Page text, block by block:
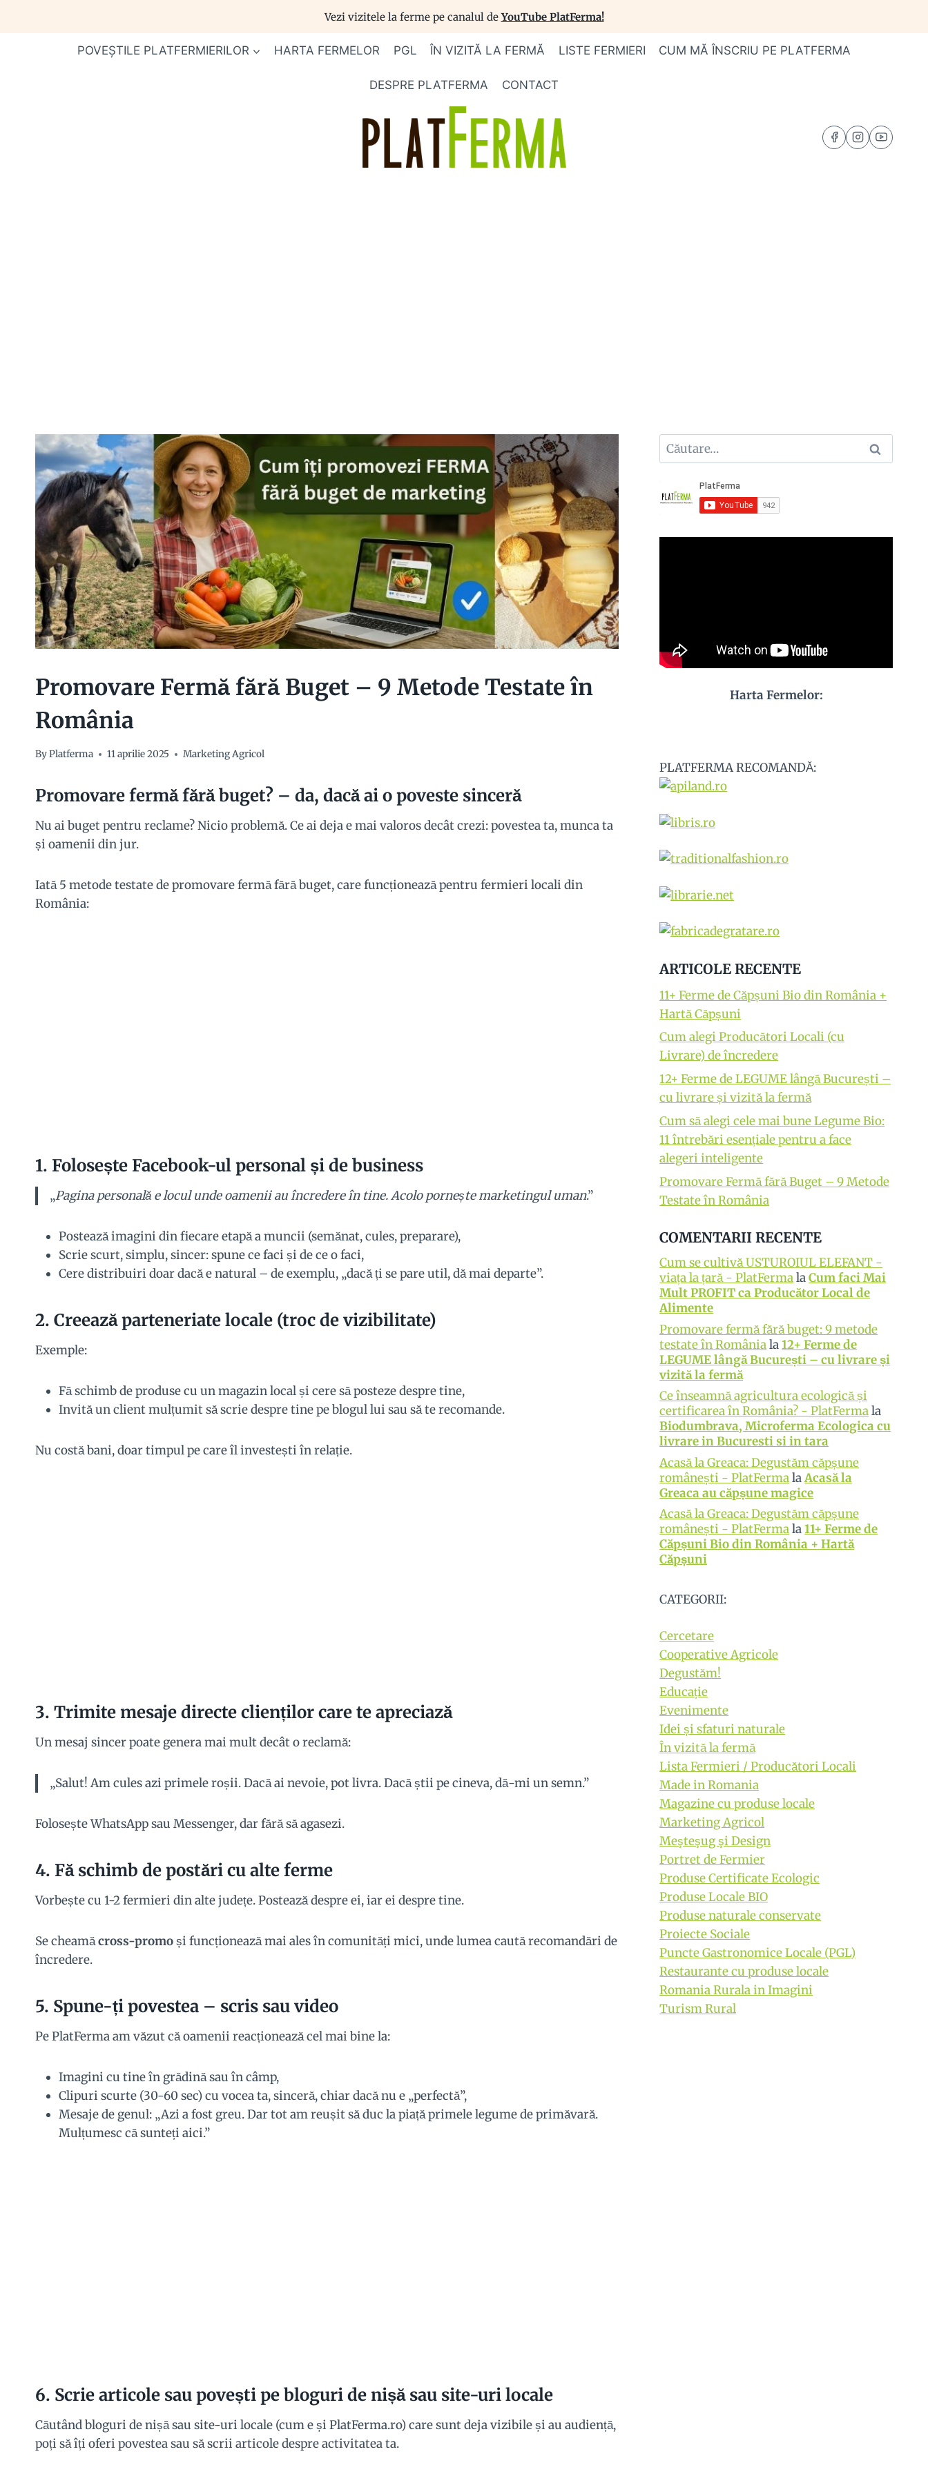
Vezi vizitele la ferme pe canalul deYouTube PlatFerma!
POVEȘTILE PLATFERMIERILOR HARTA FERMELOR PGL ÎN VIZITĂ LA FERMĂ LISTE FERMIERI CUM MĂ ÎNSCRIU PE PLATFERMA
DESPRE PLATFERMA CONTACT
Promovare Fermă fără Buget – 9 Metode Testate în
România
ByPlatferma 11 aprilie 2025 Marketing Agricol
Promovare fermă fără buget? – da, dacă ai o poveste sinceră
Nu ai buget pentru reclame? Nicio problemă. Ce ai deja e mai valoros decât crezi: povestea ta, munca ta
și oamenii din jur.
Iată 5 metode testate de promovare fermă fără buget, care funcționează pentru fermieri locali din
România:
1. Folosește Facebook-ul personal și de business
„Pagina personală e locul unde oamenii au încredere în tine. Acolo pornește marketingul uman.”
Postează imagini din fiecare etapă a muncii (semănat, cules, preparare),
Scrie scurt, simplu, sincer: spune ce faci și de ce o faci,
Cere distribuiri doar dacă e natural – de exemplu, „dacă ți se pare util, dă mai departe”.
2. Creează parteneriate locale (troc de vizibilitate)
Exemple:
Fă schimb de produse cu un magazin local și cere să posteze despre tine,
Invită un client mulțumit să scrie despre tine pe blogul lui sau să te recomande.
Nu costă bani, doar timpul pe care îl investești în relație.
3. Trimite mesaje directe clienților care te apreciază
Un mesaj sincer poate genera mai mult decât o reclamă:
„Salut! Am cules azi primele roșii. Dacă ai nevoie, pot livra. Dacă știi pe cineva, dă-mi un semn.”
Folosește WhatsApp sau Messenger, dar fără să agasezi.
4. Fă schimb de postări cu alte ferme
Vorbește cu 1-2 fermieri din alte județe. Postează despre ei, iar ei despre tine.
Se cheamăcross-promoși funcționează mai ales în comunități mici, unde lumea caută recomandări de
încredere.
5. Spune-ți povestea – scris sau video
Pe PlatFerma am văzut că oamenii reacționează cel mai bine la:
Imagini cu tine în grădină sau în câmp,
Clipuri scurte (30-60 sec) cu vocea ta, sinceră, chiar dacă nu e „perfectă”,
Mesaje de genul: „Azi a fost greu. Dar tot am reușit să duc la piață primele legume de primăvară.
Mulțumesc că sunteți aici.”
6. Scrie articole sau povești pe bloguri de nișă sau site-uri locale
Căutând bloguri de nișă sau site-uri locale (cum e și PlatFerma.ro) care sunt deja vizibile și au audiență,
poți să îți oferi povestea sau să scrii articole despre activitatea ta.
Caută
după:
Harta Fermelor:
PLATFERMA RECOMANDĂ:
ARTICOLE RECENTE
11+ Ferme de Căpșuni Bio din România +
Hartă Căpșuni
Cum alegi Producători Locali (cu
Livrare) de încredere
12+ Ferme de LEGUME lângă București –
cu livrare și vizită la fermă
Cum să alegi cele mai bune Legume Bio:
11 întrebări esențiale pentru a face
alegeri inteligente
Promovare Fermă fără Buget – 9 Metode
Testate în România
COMENTARII RECENTE
Cum se cultivă USTUROIUL ELEFANT -
viața la țară - PlatFermalaCum faci Mai
Mult PROFIT ca Producător Local de
Alimente
Promovare fermă fără buget: 9 metode
testate în Româniala12+ Ferme de
LEGUME lângă București – cu livrare și
vizită la fermă
Ce înseamnă agricultura ecologică și
certificarea în România? - PlatFermala
Biodumbrava, Microferma Ecologica cu
livrare in Bucuresti si in tara
Acasă la Greaca: Degustăm căpșune
românești - PlatFermalaAcasă la
Greaca au căpșune magice
Acasă la Greaca: Degustăm căpșune
românești - PlatFermala11+ Ferme de
Căpșuni Bio din România + Hartă
Căpșuni
CATEGORII:
Cercetare
Cooperative Agricole
Degustăm!
Educație
Evenimente
Idei și sfaturi naturale
În vizită la fermă
Lista Fermieri / Producători Locali
Made in Romania
Magazine cu produse locale
Marketing Agricol
Meşteşug şi Design
Portret de Fermier
Produse Certificate Ecologic
Produse Locale BIO
Produse naturale conservate
Proiecte Sociale
Puncte Gastronomice Locale (PGL)
Restaurante cu produse locale
Romania Rurala in Imagini
Turism Rural